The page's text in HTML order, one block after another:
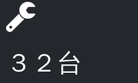
３２台